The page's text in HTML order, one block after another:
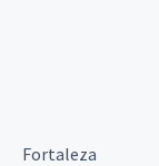
Fortaleza